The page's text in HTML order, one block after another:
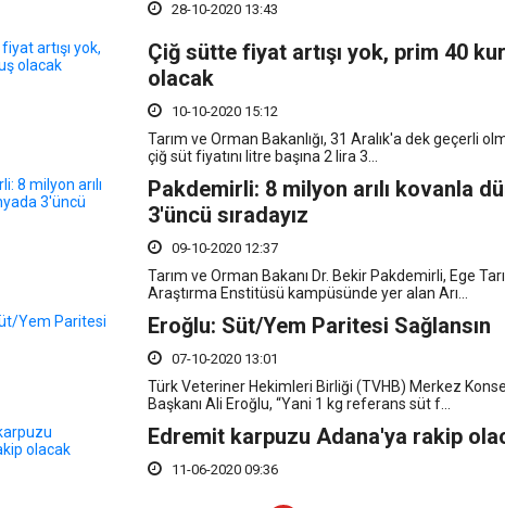
28-10-2020 13:43
Çiğ sütte fiyat artışı yok, prim 40
olacak
10-10-2020 15:12
Tarım ve Orman Bakanlığı, 31 Aralık'a dek geçerli
çiğ süt fiyatını litre başına 2 lira 3...
Pakdemirli: 8 milyon arılı kovanla
3'üncü sıradayız
09-10-2020 12:37
Tarım ve Orman Bakanı Dr. Bekir Pakdemirli, Ege
Araştırma Enstitüsü kampüsünde yer alan Arı...
Eroğlu: Süt/Yem Paritesi Sağlansın
07-10-2020 13:01
Türk Veteriner Hekimleri Birliği (TVHB) Merkez
Başkanı Ali Eroğlu, “Yani 1 kg referans süt f...
Edremit karpuzu Adana'ya rakip
11-06-2020 09:36